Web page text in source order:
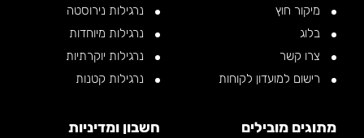
מיקור חוץ
בלוג
צרו קשר
רישום למועדון לקוחות
נרגילות נירוסטה
נרגילות מיוחדות
נרגילות יוקרתיות
נרגילות קטנות
מתוגים מובילים חשבון ומדיניות